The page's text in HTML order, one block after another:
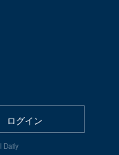
ログイン
Daily